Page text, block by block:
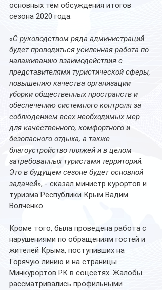
основных тем обсуждения итогов
сезона 2020 года.
«С руководством ряда администраций
будет проводиться усиленная работа по
налаживанию взаимодействия с
представителями туристической сферы,
повышению качества организации
уборки общественных пространств и
обеспечению системного контроля за
соблюдением всех необходимых мер
для качественного, комфортного и
безопасного отдыха, а также
благоустройство пляжей и в целом
затребованных туристами территорий.
Это в будущем сезоне будет основной
задачей», - сказал министр курортов и
туризма Республики Крым Вадим
Волченко.
Кроме того, была проведена работа с
нарушениями по обращениям гостей и
жителей Крыма, поступивших на
Горячую линию и на страницы
Минкурортов РК в соцсетях. Жалобы
рассматривались профильными